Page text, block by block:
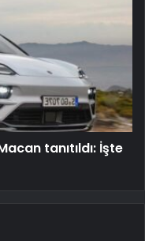
tanıtıldı: İşte